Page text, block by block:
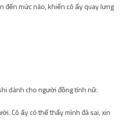
đến mức nào, khiến cô ấy quay lưng
dành cho người đồng tính nữ.
Cô ấy có thể thấy mình đã sai, xin